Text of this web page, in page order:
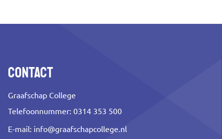
Contact
Graafschap College
Telefoonnummer: 0314 353 500
E-mail: info@graafschapcollege.nl